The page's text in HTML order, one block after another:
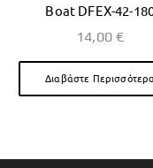
Boat DFEX-42-
14,00€
Διαβάστε